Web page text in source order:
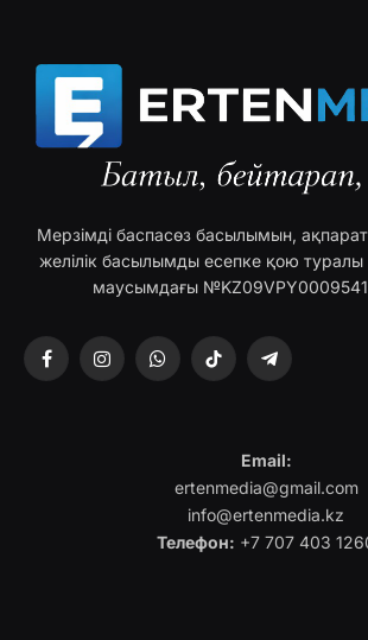
Мерзімді баспасөз басылымын, ақпарат
желілік басылымды есепке қою
маусымдағы
FacebookInstagramWhatsAppTikTok Telegram
Email:
ertenmedia@gmail.com
info@ertenmedia.kz
Телефон: +7 707 403